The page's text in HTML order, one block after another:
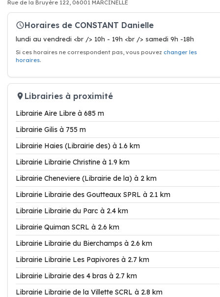
Rue de la Bruyère 122, 06001 MARCINELLE
Horaires de CONSTANT Danielle
lundi au vendredi <br /> 10h - 19h <br /> samedi 9h -18h
Si ces horaires ne correspondent pas, vous pouvez changer les
horaires.
Librairies à proximité
Librairie Aire Libre à 685 m
Librairie Gilis à 755 m
Librairie Haies (Librairie des) à 1.6 km
Librairie Librairie Christine à 1.9 km
Librairie Cheneviere (Librairie de la) à 2 km
Librairie Librairie des Goutteaux SPRL à 2.1 km
Librairie Librairie du Parc à 2.4 km
Librairie Quiman SCRL à 2.6 km
Librairie Librairie du Bierchamps à 2.6 km
Librairie Librairie Les Papivores à 2.7 km
Librairie Librairie des 4 bras à 2.7 km
Librairie Librairie de la Villette SCRL à 2.8 km